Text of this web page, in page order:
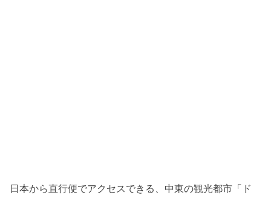
日本から直行便でアクセスできる、中東の観光都市「ド